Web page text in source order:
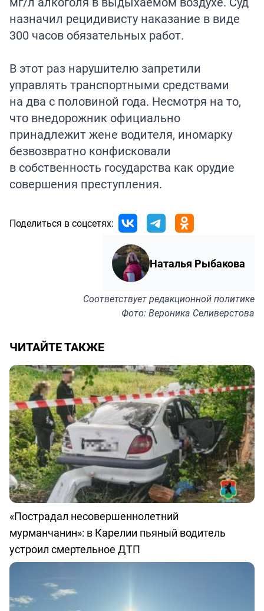
назначил рецидивисту наказание в виде
300 часов обязательных работ.
В этот раз нарушителю запретили
управлять транспортными средствами
на два с половиной года. Несмотря на то,
что внедорожник официально
принадлежит жене водителя, иномарку
безвозвратно конфисковали
в собственность государства как орудие
совершения преступления.
Поделиться в соцсетях:
Наталья Рыбакова
Соответствуетредакционной политике
Фото: Вероника Селиверстова
ЧИТАЙТЕ ТАКЖЕ
«Пострадал несовершеннолетний
мурманчанин»: в Карелии пьяный водитель
устроил смертельное ДТП